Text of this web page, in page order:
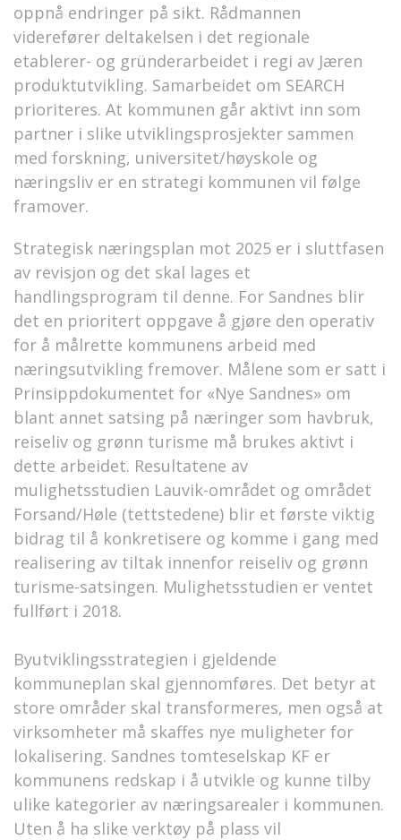
oppnå endringer på sikt. Rådmannen
viderefører deltakelsen i det regionale
etablerer- og gründerarbeidet i regi av Jæren
produktutvikling. Samarbeidet om SEARCH
prioriteres. At kommunen går aktivt inn som
partner i slike utviklingsprosjekter sammen
med forskning, universitet/høyskole og
næringsliv er en strategi kommunen vil følge
framover.
Strategisk næringsplan mot 2025 er i sluttfasen
av revisjon og det skal lages et
handlingsprogram til denne. For Sandnes blir
det en prioritert oppgave å gjøre den operativ
for å målrette kommunens arbeid med
næringsutvikling fremover. Målene som er satt i
Prinsippdokumentet for «Nye Sandnes» om
blant annet satsing på næringer som havbruk,
reiseliv og grønn turisme må brukes aktivt i
dette arbeidet. Resultatene av
mulighetsstudien Lauvik-området og området
Forsand/Høle (tettstedene) blir et første viktig
bidrag til å konkretisere og komme i gang med
realisering av tiltak innenfor reiseliv og grønn
turisme-satsingen. Mulighetsstudien er ventet
fullført i 2018.
Byutviklingsstrategien i gjeldende
kommuneplan skal gjennomføres. Det betyr at
store områder skal transformeres, men også at
virksomheter må skaffes nye muligheter for
lokalisering. Sandnes tomteselskap KF er
kommunens redskap i å utvikle og kunne tilby
ulike kategorier av næringsarealer i kommunen.
Uten å ha slike verktøy på plass vil